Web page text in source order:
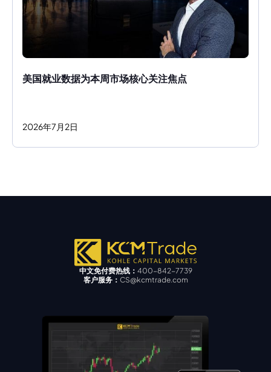
美国就业数据为本周市场核心关注焦点
2026年7 月 2日
中文免付费热线： 400-842-7739
客户服务： CS@kcmtrade.com